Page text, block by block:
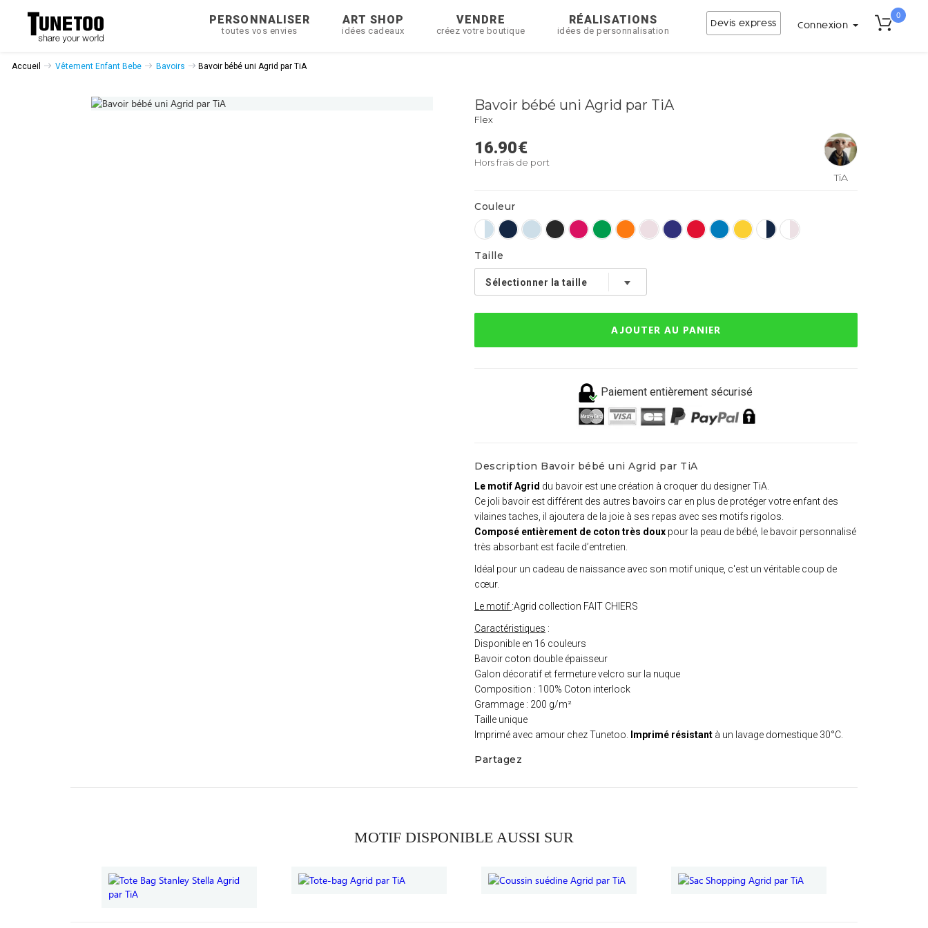
PERSONNALISER
toutes vos envies
ART SHOP
idées cadeaux
VENDRE
créez votre boutique
RÉALISATIONS
idées de personnalisation
Devis express Connexion
0
Accueil Vêtement Enfant Bebe Bavoirs Bavoir bébé uni Agrid par TiA
Bavoir bébé uni Agrid par TiA
Flex
16.90€
Hors frais de port
TiA
Couleur
Taille
AJOUTER AU PANIER
Paiement entièrement sécurisé
Description Bavoir bébé uni Agrid par TiA
Le motif Agrid du bavoir est une création à croquer du designer TiA.
Ce joli bavoir est différent des autres bavoirs car en plus de protéger votre enfant des
vilaines taches, il ajoutera de la joie à ses repas avec ses motifs rigolos.
Composé entièrement de coton très doux pour la peau de bébé, le bavoir personnalisé
très absorbant est facile d’entretien.
Idéal pour un cadeau de naissance avec son motif unique, c'est un véritable coup de
cœur.
Le motif :Agrid collection FAIT CHIERS
Caractéristiques :
Disponible en 16 couleurs
Bavoir coton double épaisseur
Galon décoratif et fermeture velcro sur la nuque
Composition : 100% Coton interlock
Grammage : 200 g/m²
Taille unique
Imprimé avec amour chez Tunetoo.
Imprimé résistant à un lavage domestique 30°C.
Partagez
MOTIF DISPONIBLE AUSSI SUR